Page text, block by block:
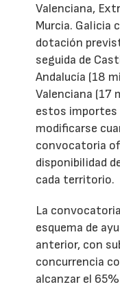
Valenciana,
Murcia. Galicia
dotación
seguida de
Andalucía (18
Valenciana (17
estos importes
modificarse
convocatoria
disponibilidad
cada territorio.
La
esquema de
anterior, con
concurrencia
alcanzar el